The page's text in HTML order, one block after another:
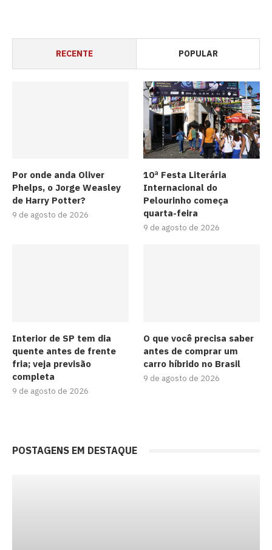
RECENTE POPULAR
Por onde anda Oliver
Phelps, o Jorge Weasley
de Harry Potter?
9 de agosto de 2026
10ª Festa Literária
Internacional do
Pelourinho começa
quarta-feira
9 de agosto de 2026
Interior de SP tem dia
quente antes de frente
fria; veja previsão
completa
9 de agosto de 2026
O que você precisa saber
antes de comprar um
carro híbrido no Brasil
9 de agosto de 2026
POSTAGENS EM DESTAQUE